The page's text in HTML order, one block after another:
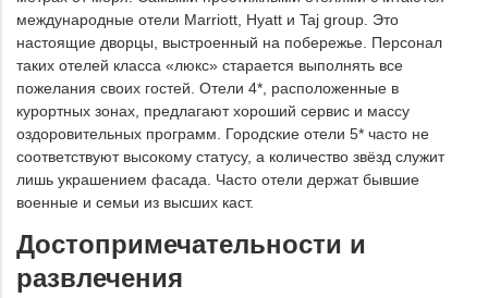
международные отели Marriott, Hyatt и Taj group. Это
настоящие дворцы, выстроенный на побережье. Персонал
таких отелей класса «люкс» старается выполнять все
пожелания своих гостей. Отели 4*, расположенные в
курортных зонах, предлагают хороший сервис и массу
оздоровительных программ. Городские отели 5* часто не
соответствуют высокому статусу, а количество звёзд служит
лишь украшением фасада. Часто отели держат бывшие
военные и семьи из высших каст.
Достопримечательности и
развлечения